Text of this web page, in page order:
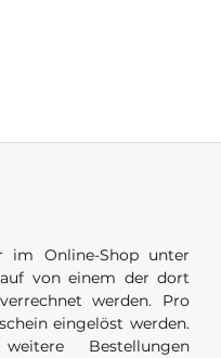
im Online-Shop unter
von einem der dort
werden. Pro
eingelöst werden.
Bestellungen